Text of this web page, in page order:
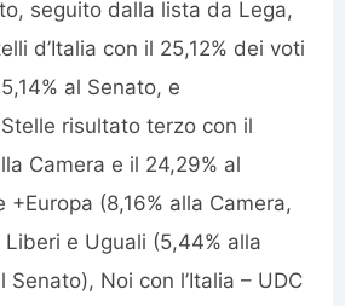
seguito dalla lista da Lega,
d’Italia con il 25,12% dei voti
al Senato, e
risultato terzo con il
Camera e il 24,29% al
+Europa (8,16% alla Camera,
Liberi e Uguali (5,44% alla
Senato), Noi con l’Italia – UDC